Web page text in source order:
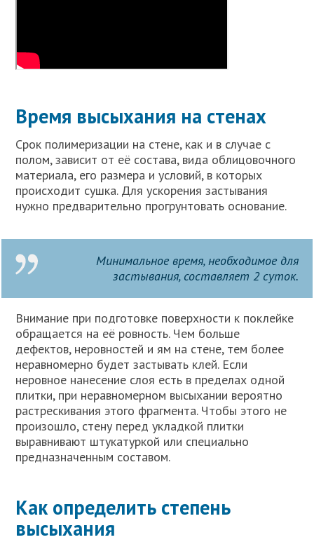
Время высыхания на стенах
Срок полимеризации на стене, как и в случае с
полом, зависит от её состава, вида облицовочного
материала, его размера и условий, в которых
происходит сушка. Для ускорения застывания
нужно предварительно прогрунтовать основание.
Минимальное время, необходимое для
застывания, составляет 2 суток.
Внимание при подготовке поверхности к поклейке
обращается на её ровность. Чем больше
дефектов, неровностей и ям на стене, тем более
неравномерно будет застывать клей. Если
неровное нанесение слоя есть в пределах одной
плитки, при неравномерном высыхании вероятно
растрескивания этого фрагмента. Чтобы этого не
произошло, стену перед укладкой плитки
выравнивают штукатуркой или специально
предназначенным составом.
Как определить степень
высыхания